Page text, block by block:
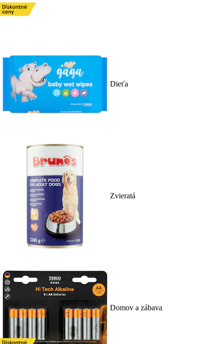
Dieťa
Zvieratá
Domov a zábava